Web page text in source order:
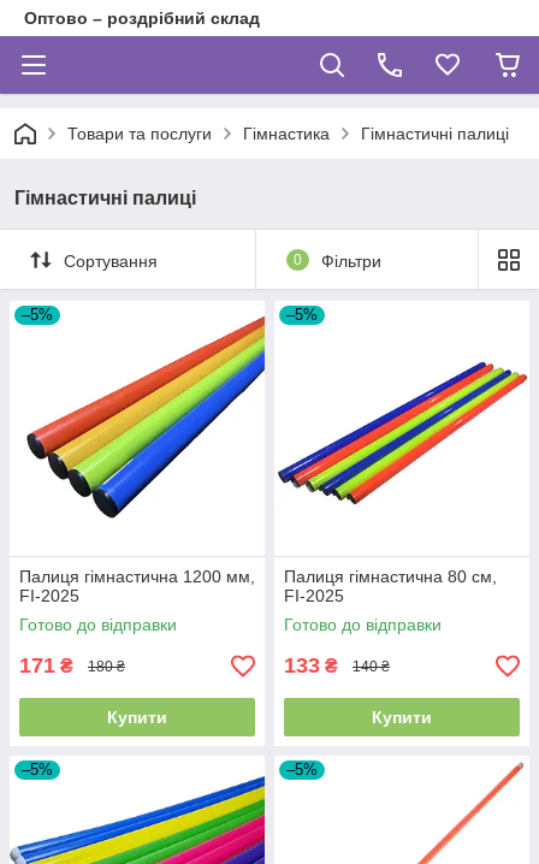
Оптово – роздрібний склад
Товари та послуги Гімнастика Гімнастичні палиці
Гімнастичні палиці
Сортування 0 Фільтри
–5%
Палиця гімнастична 1200 мм,
FI-2025
Готово до відправки
171 ₴ 180 ₴
Купити
–5%
Палиця гімнастична 80 см,
FI-2025
Готово до відправки
133 ₴ 140 ₴
Купити
–5% –5%